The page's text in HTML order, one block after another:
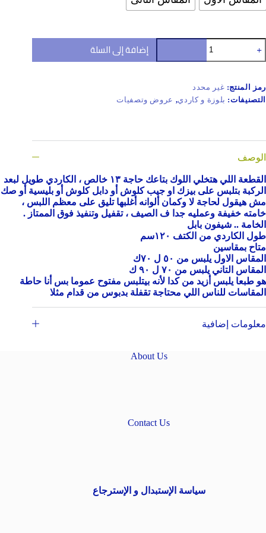
كاردي
اروي
إضافة إلى السلة
رمز المنتج: غير محدد
التصنيفات: بلوزة و كاردي, عروض وتصفيات
الوصف
القطعة اللي هتخلي اللوك بتاعك حاجة ١٣ خالص ، الكاردي طويل لبعد
الركبة بتلبس على بيزك او جيب كلوش أو دابل كلوش أو بليسية أو صك
مش هيقول لحاجة لا وكمان ألوانه أغلبها تليق على معظم اللبس ،
خامته خفيفة وعمليه جدا ف الصيف ، تقفيل وتنفيذ فوق الممتاز .
الخامة .. شيفون بابل
طول الكاردي من الكتف ١٢٠سم
متاح بمقاسين
المقاس الاول يلبس من ٥٠ ل ٧٠ك
المقاس التاني يلبس من ٧٠ ل ٩٠ ك
هو طبعا يلبس أزيد من كدا لأنه بيتلبس مفتوح عموما بس أنا حاطة
المقاسات للناس اللي محتاجة تقفلة بدبوس من قدام مثلا
معلومات إضافية
About Us
Contact Us
سياسة الإستبدال و الإسترجاع